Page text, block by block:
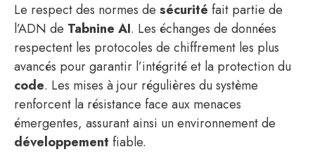
Le respect des normes de sécurité fait partie de
l’ADN de Tabnine AI. Les échanges de données
respectent les protocoles de chiffrement les plus
avancés pour garantir l’intégrité et la protection du
code. Les mises à jour régulières du système
renforcent la résistance face aux menaces
émergentes, assurant ainsi un environnement de
développement fiable.